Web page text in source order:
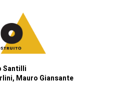
Santilli
Mauro Giansante